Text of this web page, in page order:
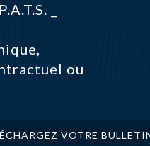
_
ou
VOTRE